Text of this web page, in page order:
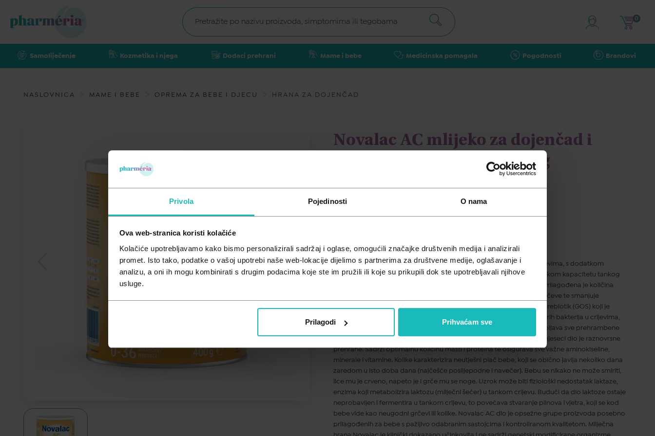
Privola Pojedinosti O nama
Ova web-stranica koristi kolačiće
Kolačiće upotrebljavamo kako bismo personalizirali sadržaj i oglase, omogućili značajke društvenih medija i analizirali
promet. Isto tako, podatke o vašoj upotrebi naše web-lokacije dijelimo s partnerima za društvene medije, oglašavanje i
analizu, a oni ih mogu kombinirati s drugim podacima koje ste im pružili ili koje su prikupili dok ste upotrebljavali njihove
usluge.
Prilagodi Prihvaćam sve
Samoliječenje Kozmetika i njega Dodaci prehrani Mame i bebe Medicinska pomagala Pogodnosti Brandovi
0
NASLOVNICA MAME I BEBE OPREMA ZA BEBE I DJECU HRANA ZA DOJENČAD
Novalac AC mlijeko za dojenčad i
malu djecu s kolikama 400g
13,86 €
Novalac AC je posebno prilagođena mliječna formula za bebe s grčevima, s dodatkom
prebiotika i smanjenim udjelom laktoze, jer je prilagođena metaboličkom kapacitetu tankog
crijeva te stoga sprječava nastanak plinova, vjetrova, kolika, grčeva. Prilagođena je količina
laktoze, što smanjuje stvaranje plinova u tankom crijevu, sprječava grčeve te smanjuje
učestalost i trajanje bebinog plača zbog grčeva. U sastav je dodaje prebiotik (GOS) koji je
sličan oligosaharidima prisutnim u majčinom mlijeku, potiče rast dobrih bakterija u crijevima,
što može smanjiti broj infekcija i spriječiti alergije. Novalac AC zadovoljava sve prehrambene
potrebe dojenčadi do 6 mjeseci starosti, a za dojenčad stariju od 6 mjeseci dio je raznovrsne
prehrane. Sadrži optimalnu količinu masti i proteina te osigurava sve važne aminokiseline,
minerale i vitamine. Kolike karakterizira neutješni plač bebe, koji se obično javlja nekoliko dana
zaredom u isto doba dana (najčešće poslijepodne i navečer). Bebu se nikako ne može smiriti,
lice mu je crveno, napeto je i grče mu se noge. Uzrok može biti fiziološki nedostatak laktaze,
enzima koji metabolizira laktozu (mliječni šećer) u tankom crijevu. Budući da dio laktoze ostaje
neprobavljen i fermentira u tankom crijevu, to povećava stvaranje plinova i vjetra, koji se kod
bebe vide kao neugodni grčevi ili kolike. Novalac AC dio je opsežne grupe proizvoda posebno
prilagođenih za bebe s pažljivo odabranim sastojcima i kontroliranom kvalitetom. Mliječna